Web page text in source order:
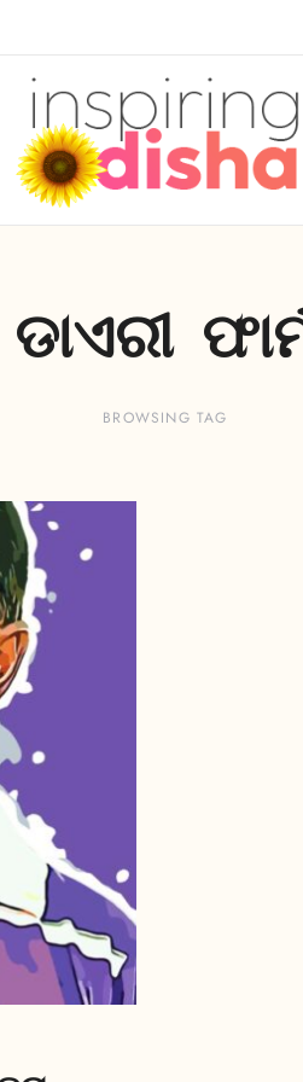
ଡାଏରୀ
BROWSING TAG